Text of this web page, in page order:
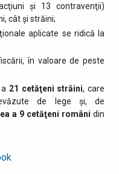
şi 13 contravenţii)
cât şi străini;
aplicate se ridică la
în valoare de peste
21 cetăţeni străini, care
de lege şi, de
a 9 cetăţeni românidin